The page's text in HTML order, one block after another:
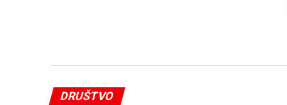
DRUŠTVO